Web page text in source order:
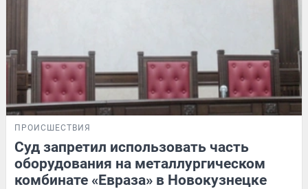
ПРОИСШЕСТВИЯ
Суд запретил использовать часть
оборудования на металлургическом
комбинате «Евраза» в Новокузнецке